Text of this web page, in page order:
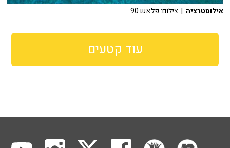
אילוסטרציה | צילום: פלאש 90
עוד קטעים